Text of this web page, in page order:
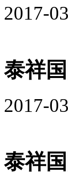
2017-
泰祥
2017-
泰祥